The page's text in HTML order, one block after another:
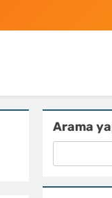
Arama